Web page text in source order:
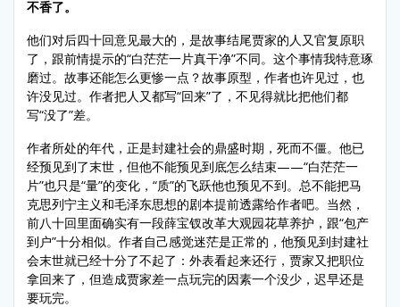
不香了。
他们对后四十回意见最大的，是故事结尾贾家的人又官复原职
了，跟前情提示的“白茫茫一片真干净”不同。这个事情我特意琢
磨过。故事还能怎么更惨一点？故事原型，作者也许见过，也
许没见过。作者把人又都写“回来”了，不见得就比把他们都
写“没了”差。
作者所处的年代，正是封建社会的鼎盛时期，死而不僵。他已
经预见到了末世，但他不能预见到底怎么结束——“白茫茫一
片”也只是“量”的变化，“质”的飞跃他也预见不到。总不能把马
克思列宁主义和毛泽东思想的剧本提前透露给作者吧。当然，
前八十回里面确实有一段薛宝钗改革大观园花草养护，跟“包产
到户”十分相似。作者自己感觉迷茫是正常的，他预见到封建社
会末世就已经十分了不起了：外表看起来还行，贾家又把职位
拿回来了，但造成贾家差一点玩完的因素一个没少，迟早还是
要玩完。